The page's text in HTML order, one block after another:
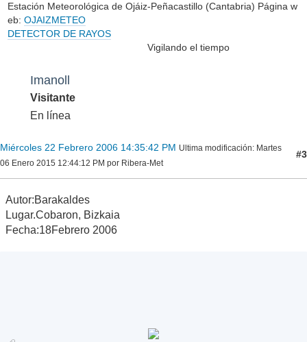
Estación Meteorológica de Ojáiz-Peñacastillo (Cantabria) Página w
eb: OJAIZMETEO
DETECTOR DE RAYOS
Vigilando el tiempo
Imanoll
Visitante
En línea
Miércoles 22 Febrero 2006 14:35:42 PM Ultima modificación: Martes
06 Enero 2015 12:44:12 PM por Ribera-Met
#3
Autor:Barakaldes
Lugar.Cobaron, Bizkaia
Fecha:18Febrero 2006